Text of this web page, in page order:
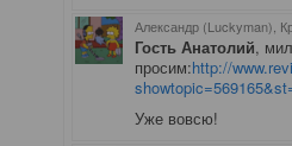
Александр (Luckyman),
Гость Анатолий,
просим:http://
Уже вовсю!